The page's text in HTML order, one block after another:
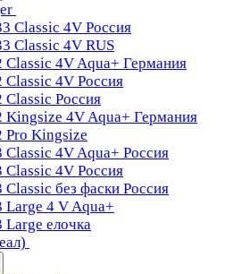
Classic 4V Россия
Classic 4V RUS
Classic 4V Aqua+ Германия
Classic 4V Россия
Classic Россия
Kingsize 4V Aqua+ Германия
Pro Kingsize
Classic 4V Aqua+ Россия
Classic 4V Россия
Classic без фаски Россия
Large 4 V Aqua+
Large елочка